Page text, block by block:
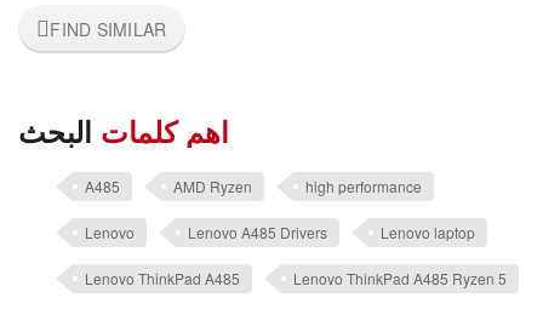
FIND SIMILAR
اهم كلمات البحث
A485 AMD Ryzen high performance
Lenovo Lenovo A485 Drivers Lenovo laptop
Lenovo ThinkPad A485 Lenovo ThinkPad A485 Ryzen 5